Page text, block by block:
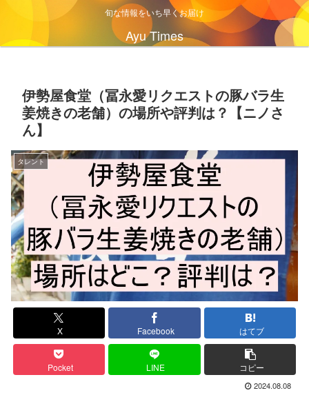
旬な情報をいち早くお届け
Ayu Times
伊勢屋食堂（冨永愛リクエストの豚バラ生
姜焼きの老舗）の場所や評判は？【ニノさ
ん】
タレント
X Facebook はてブ
Pocket LINE コピー
2024.08.08